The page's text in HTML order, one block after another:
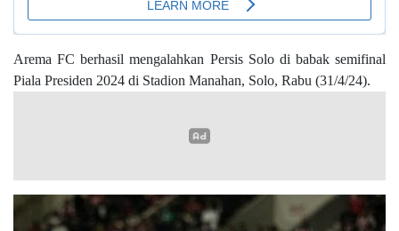
Arema FC berhasil mengalahkan Persis Solo di babak semifinal
Piala Presiden 2024 di Stadion Manahan, Solo, Rabu (31/4/24).